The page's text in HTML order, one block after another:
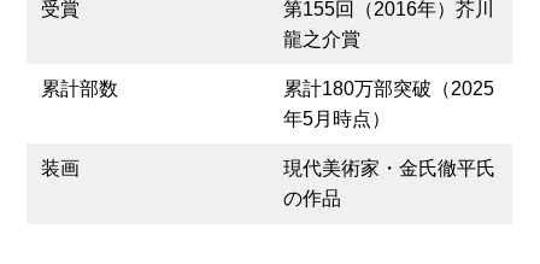
受賞
第155回（2016年）芥川
龍之介賞
累計部数
累計180万部突破（2025
年5月時点）
装画
現代美術家・金氏徹平氏
の作品